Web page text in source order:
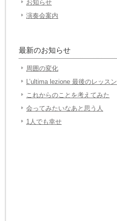
お知らせ
演奏会案内
最新のお知らせ
周囲の変化
L’ultima lezione 最後のレッスン
これからのことを考えてみた
会ってみたいなあと思う人
1人でも幸せ